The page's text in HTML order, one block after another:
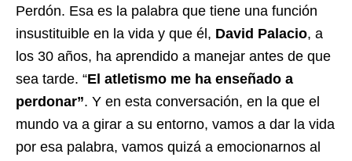
Perdón. Esa es la palabra que tiene una función
insustituible en la vida y que él, David Palacio, a
los 30 años, ha aprendido a manejar antes de que
sea tarde. “El atletismo me ha enseñado a
perdonar”. Y en esta conversación, en la que el
mundo va a girar a su entorno, vamos a dar la vida
por esa palabra, vamos quizá a emocionarnos al